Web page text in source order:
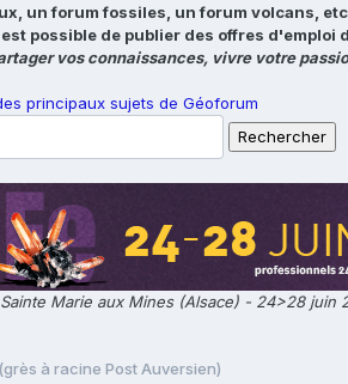
un forum fossiles, un forum volcans,
possible de publier des offres
vos connaissances, vivre votre
principaux sujets de Géoforum
Marie aux Mines (Alsace) - 24>28 juin
à racine Post Auversien)